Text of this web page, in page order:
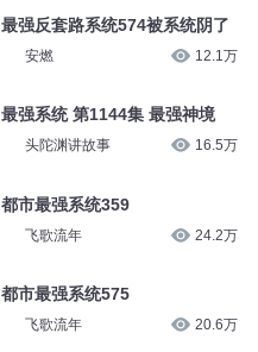
最强反套路系统574被系统阴了
安燃 12.1万
最强系统 第1144集 最强神境
头陀渊讲故事 16.5万
都市最强系统359
飞歌流年 24.2万
都市最强系统575
飞歌流年 20.6万